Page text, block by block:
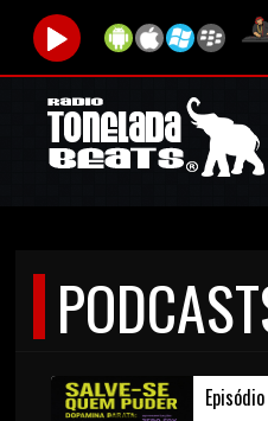
NO AR | Programa:100%RAP ÁS